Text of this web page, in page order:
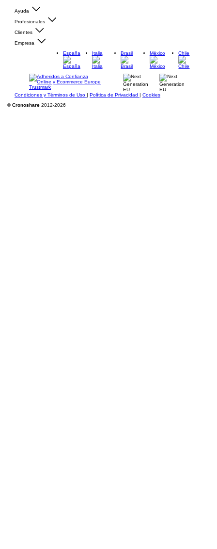
Ayuda
Profesionales
Clientes
Empresa
España
Italia Brasil México Chile
Condiciones y Términos de Uso | Política de Privacidad | Cookies
©Cronoshare 2012-2026